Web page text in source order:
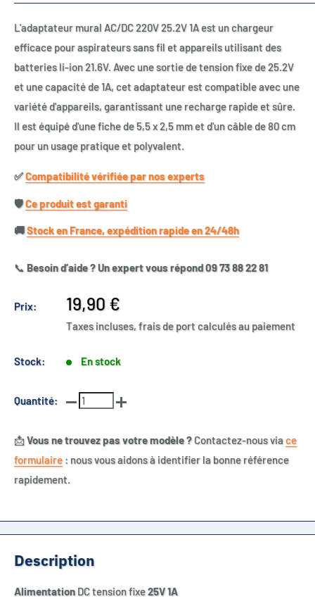
L'adaptateur mural AC/DC 220V 25.2V 1A est un chargeur
efficace pour aspirateurs sans fil et appareils utilisant des
batteries li-ion 21.6V. Avec une sortie de tension fixe de 25.2V
et une capacité de 1A, cet adaptateur est compatible avec une
variété d'appareils, garantissant une recharge rapide et sûre.
Il est équipé d'une fiche de 5,5 x 2,5 mm et d'un câble de 80 cm
pour un usage pratique et polyvalent.
✅​Compatibilité vérifiée par nos experts
🛡️​Ce produit est garanti
🚚​Stock en France, expédition rapide en 24/48h
📞 Besoin d’aide ? Un expert vous répond 09 73 88 22 81
Prix:
Prix
réduit
19,90 €
Taxes incluses, frais de port calculés au paiement
Stock: En stock
Quantité:
📩Vous ne trouvez pas votre modèle ?Contactez-nous viace
formulaire : nous vous aidons à identifier la bonne référence
rapidement.
Description
Alimentation DC tension fixe25V 1A